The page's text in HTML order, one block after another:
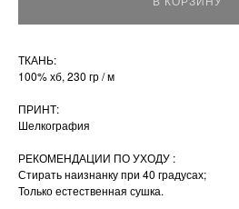
ТКАНЬ:
100% хб, 230 гр / м
ПРИНТ:
Шелкография
РЕКОМЕНДАЦИИ ПО УХОДУ :
Стирать наизнанку при 40 градусах;
Только естественная сушка.